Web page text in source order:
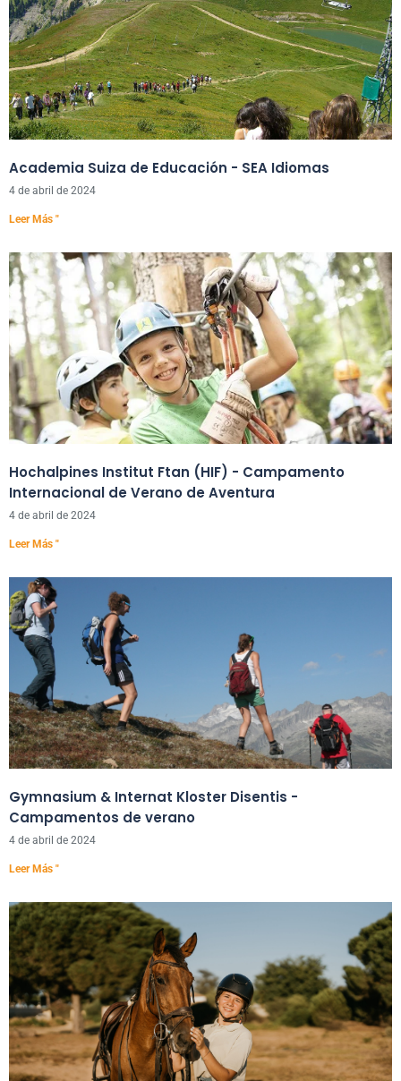
Academia Suiza de Educación - SEA Idiomas
4 de abril de 2024
Leer Más "
Hochalpines Institut Ftan (HIF) - Campamento
Internacional de Verano de Aventura
4 de abril de 2024
Leer Más "
Gymnasium & Internat Kloster Disentis -
Campamentos de verano
4 de abril de 2024
Leer Más "